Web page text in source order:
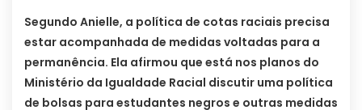
Segundo Anielle, a política de cotas raciais precisa
estar acompanhada de medidas voltadas para a
permanência. Ela afirmou que está nos planos do
Ministério da Igualdade Racial discutir uma política
de bolsas para estudantes negros e outras medidas